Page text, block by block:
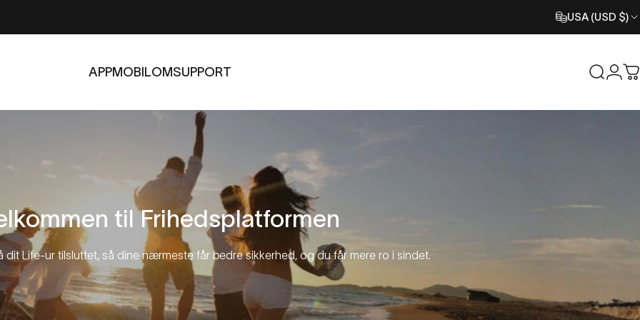
USA (USD $)
APPMOBILOMSUPPORT Søg
til Frihedsplatformen
dit Life-ur tilsluttet, så dine nærmeste får bedre sikkerhed, og du får mere ro i sindet.